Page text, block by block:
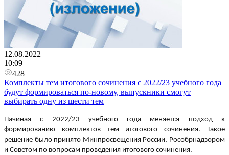
12.08.2022
10:09
428
Комплекты тем итогового сочинения с 2022/23 учебного года
будут формироваться по-новому, выпускники смогут
выбирать одну из шести тем
Начиная с 2022/23 учебного года меняется подход к
формированию комплектов тем итогового сочинения. Такое
решение было принято Минпросвещения России, Рособрнадзором
и Советом по вопросам проведения итогового сочинения.